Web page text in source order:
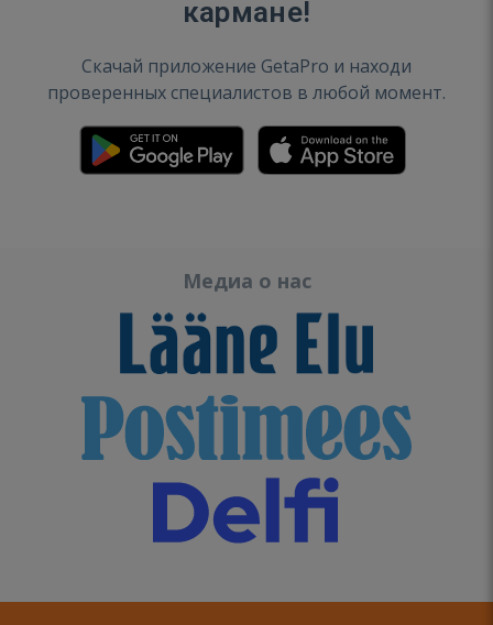
кармане!
Скачай приложение GetaPro и находи
проверенных специалистов в любой момент.
Медиа о нас